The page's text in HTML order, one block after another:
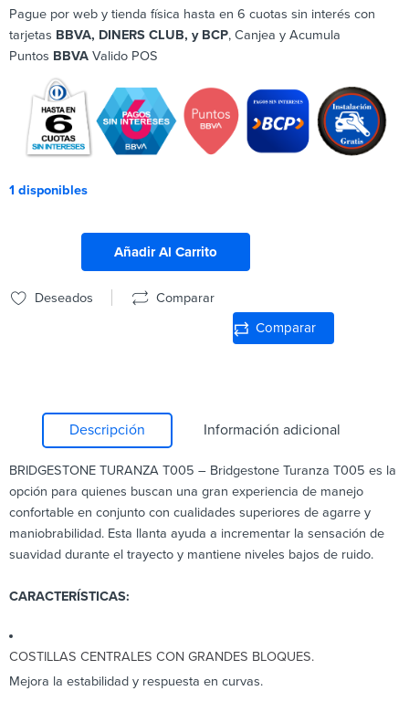
Pague por web y tienda física hasta en 6 cuotas sin interés con
tarjetas BBVA, DINERS CLUB, y BCP, Canjea y Acumula
Puntos BBVA Valido POS
1 disponibles
Añadir Al Carrito
Deseados Comparar
Comparar
Descripción Información adicional
BRIDGESTONE TURANZA T005 – Bridgestone Turanza T005 es la
opción para quienes buscan una gran experiencia de manejo
confortable en conjunto con cualidades superiores de agarre y
maniobrabilidad. Esta llanta ayuda a incrementar la sensación de
suavidad durante el trayecto y mantiene niveles bajos de ruido.
CARACTERÍSTICAS:
COSTILLAS CENTRALES CON GRANDES BLOQUES.
Mejora la estabilidad y respuesta en curvas.